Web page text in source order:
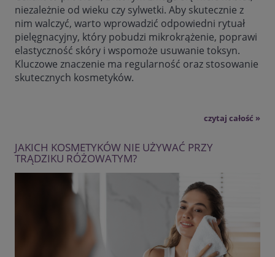
niezależnie od wieku czy sylwetki. Aby skutecznie z
nim walczyć, warto wprowadzić odpowiedni rytuał
pielęgnacyjny, który pobudzi mikrokrążenie, poprawi
elastyczność skóry i wspomoże usuwanie toksyn.
Kluczowe znaczenie ma regularność oraz stosowanie
skutecznych kosmetyków.
czytaj całość »
JAKICH KOSMETYKÓW NIE UŻYWAĆ PRZY
TRĄDZIKU RÓŻOWATYM?